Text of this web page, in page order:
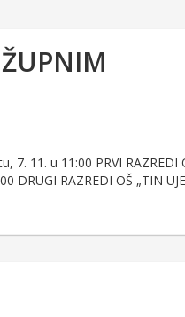
7. 11. u 11:00 PRVI RAZREDI
DRUGI RAZREDI OŠ „TIN